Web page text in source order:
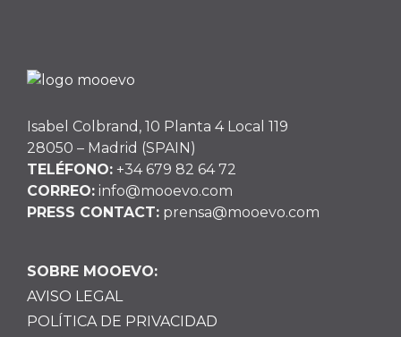
Isabel Colbrand, 10 Planta 4 Local 119
28050 – Madrid (SPAIN)
TELÉFONO: +34 679 82 64 72
CORREO: info@mooevo.com
PRESS CONTACT: prensa@mooevo.com
SOBRE MOOEVO:
AVISO LEGAL
POLÍTICA DE PRIVACIDAD